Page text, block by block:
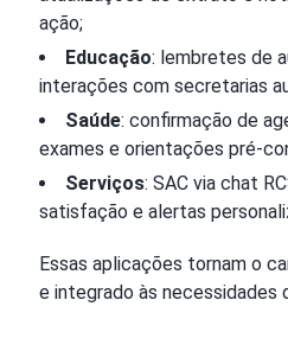
ação;
Educação: lembretes de
interações com secretarias
Saúde: confirmação de
exames e orientações pré-
Serviços: SAC via chat
satisfação e alertas
Essas aplicações tornam o
e integrado às necessidades